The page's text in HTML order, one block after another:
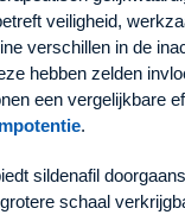
veiligheid,
verschillen in de
hebben zelden
een vergelijkbare
.
sildenafil
schaal